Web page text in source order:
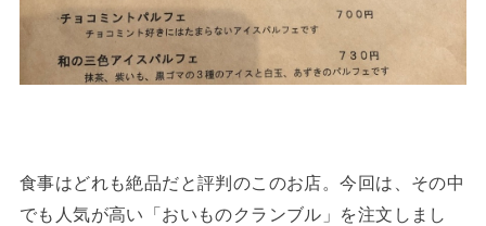
食事はどれも絶品だと評判のこのお店。今回は、その中
でも人気が高い「おいものクランブル」を注文しまし